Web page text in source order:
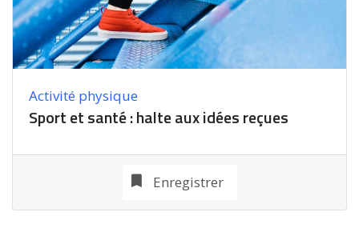
Activité physique
Sport et santé : halte aux idées reçues
Enregistrer